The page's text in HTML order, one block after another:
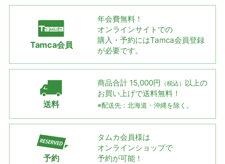
Tamca会員
年会費無料！
オンラインサイトでの
購入・予約にはTamca会員登録
が必要です。
送料
商品合計 15,000円 （税込） 以上の
お買い上げで送料無料！
※配送先：北海道・沖縄を除く。
予約
タムカ会員様は
オンラインショップで
予約が可能！